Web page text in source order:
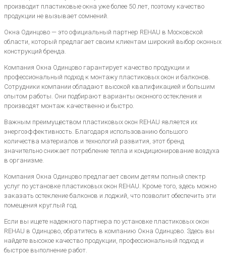
производит пластиковые окна уже более 50 лет, поэтому качество
продукции не вызывает сомнений.
Окна Одинцово — это официальный партнер REHAU в Московской
области, который предлагает своим клиентам широкий выбор оконных
конструкций бренда.
Компания Окна Одинцово гарантирует качество продукции и
профессиональный подход к монтажу пластиковых окон и балконов.
Сотрудники компании обладают высокой квалификацией и большим
опытом работы. Они подбирают варианты оконного остекления и
производят монтаж качественно и быстро.
Важным преимуществом пластиковых окон REHAU является их
энергоэффективность. Благодаря использованию большого
количества материалов и технологий развития, этот бренд
значительно снижает потребление тепла и кондиционирование воздуха
в организме.
Компания Окна Одинцово предлагает своим детям полный спектр
услуг по установке пластиковых окон REHAU. Кроме того, здесь можно
заказать остекление балконов и лоджий, что позволит обеспечить эти
помещения круглый год.
Если вы ищете надежного партнера по установке пластиковых окон
REHAU в Одинцово, обратитесь в компанию Окна Одинцово. Здесь вы
найдете высокое качество продукции, профессиональный подход и
быстрое выполнение работ.